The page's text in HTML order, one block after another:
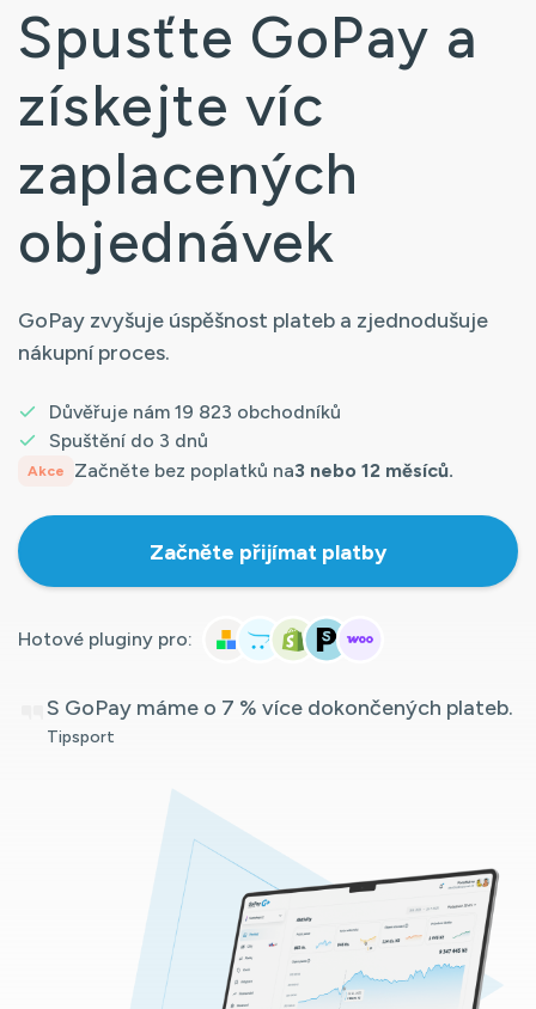
Spusťte GoPay a
získejte víc
zaplacených
objednávek
GoPay zvyšuje úspěšnost plateb a zjednodušuje
nákupní proces.
Důvěřuje nám 19 823 obchodníků
Spuštění do 3 dnů
Akce Začněte bez poplatků na3 nebo 12 měsíců.
Začněte přijímat platby
Hotové pluginy pro:
S GoPay máme o 7 % více dokončených plateb.
Tipsport